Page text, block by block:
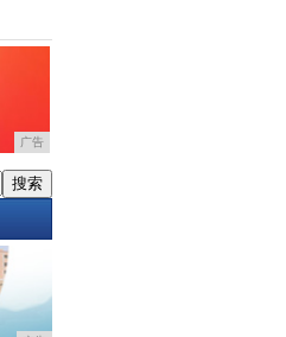
广告
的特供车 铃木吉姆尼皮卡版亮相 能拉又能